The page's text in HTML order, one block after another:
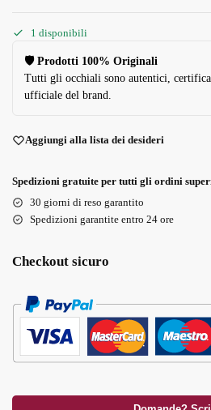
1 disponibili
🛡️ Prodotti 100% Originali
Tutti gli occhiali sono autentici,
ufficiale del brand.
Aggiungi alla lista dei desideri
Spedizioni gratuite per tutti gli ordini
30 giorni di reso garantito
Spedizioni garantite entro 24 ore
Checkout sicuro